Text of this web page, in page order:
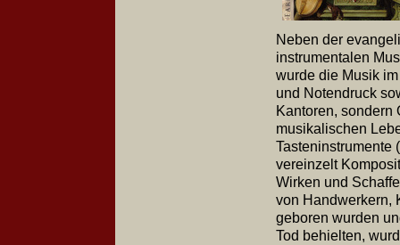
Neben der
instrumentalen
wurde die Musik
und Notendruck
Kantoren, sondern
musikalischen
Tasteninstrumente
vereinzelt
Wirken und
von Handwerkern,
geboren wurden
Tod behielten,